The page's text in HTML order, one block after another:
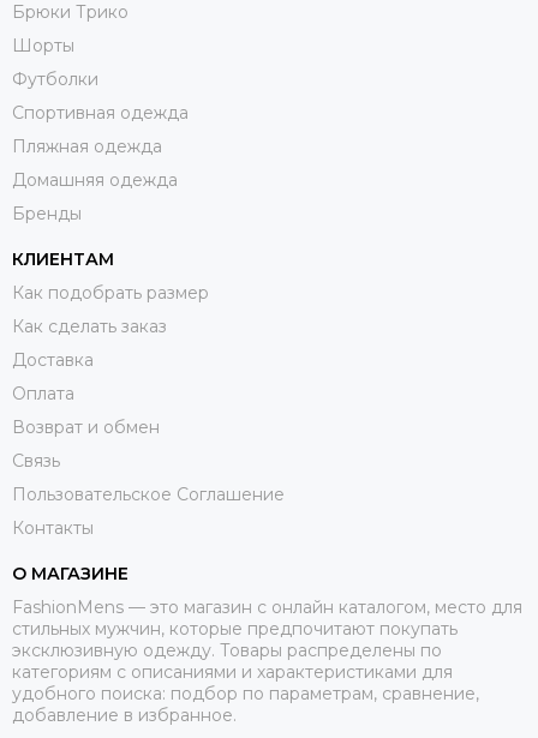
Брюки Трико
Шорты
Футболки
Спортивная одежда
Пляжная одежда
Домашняя одежда
Бренды
КЛИЕНТАМ
Как подобрать размер
Как сделать заказ
Доставка
Оплата
Возврат и обмен
Связь
Пользовательское Соглашение
Контакты
О МАГАЗИНЕ
FashionMens — это магазин с онлайн каталогом, место для
стильных мужчин, которые предпочитают покупать
эксклюзивную одежду. Товары распределены по
категориям с описаниями и характеристиками для
удобного поиска: подбор по параметрам, сравнение,
добавление в избранное.